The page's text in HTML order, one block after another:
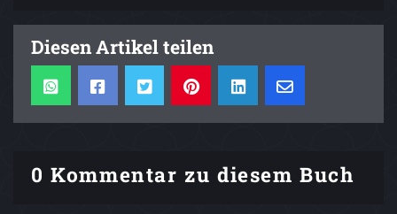
Diesen Artikel teilen
0 Kommentar zu diesem Buch